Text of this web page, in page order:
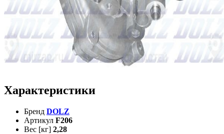
Характеристики
Бренд DOLZ
Артикул F206
Вес [кг] 2,28